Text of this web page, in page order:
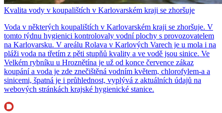
Kvalita vody v koupalištích v Karlovarském kraji se zhoršuje
Voda v některých koupalištích v Karlovarském kraji se zhoršuje. V
tomto týdnu hygienici kontrolovaly vodní plochy s provozovatelem
na Karlovarsku. V areálu Rolava v Karlových Varech je u mola i na
pláži voda na třetím z pěti stupňů kvality a ve vodě jsou sinice. Ve
Velkém rybníku u Hroznětína je už od konce července zákaz
koupání a voda je zde znečištěná vodním květem, chlorofylem-a a
sinicemi, špatná je i průhlednost, vyplývá z aktuálních údajů na
webových stránkách krajské hygienické stanice.